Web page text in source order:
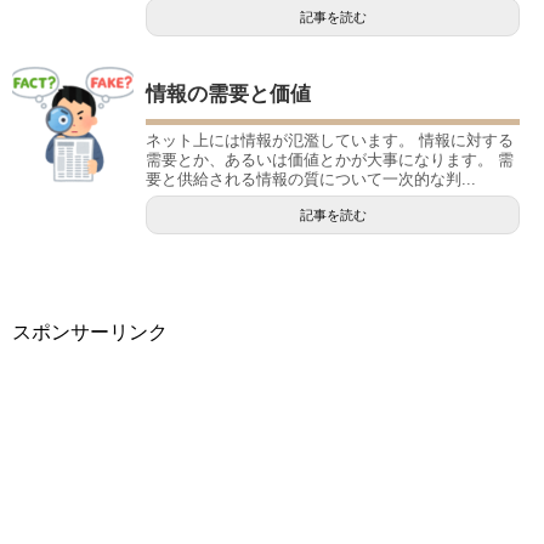
記事を読む
情報の需要と価値
ネット上には情報が氾濫しています。 情報に対する
需要とか、あるいは価値とかが大事になります。 需
要と供給される情報の質について一次的な判...
記事を読む
スポンサーリンク